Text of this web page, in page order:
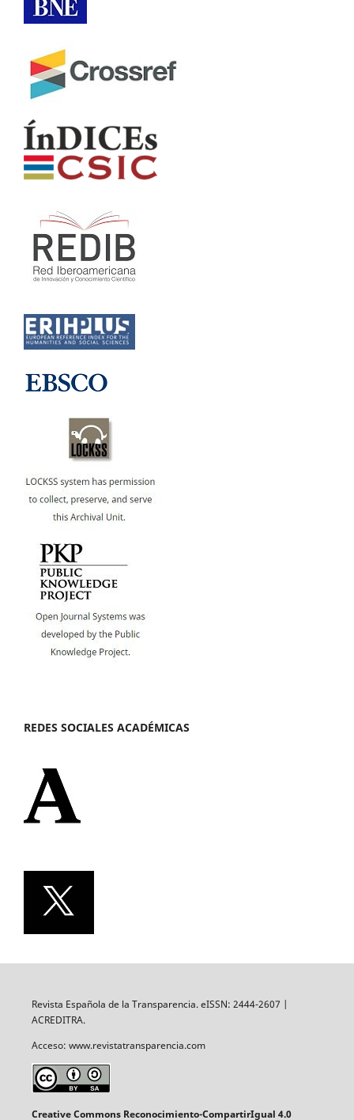
REDES SOCIALES ACADÉMICAS
Revista Española de la Transparencia. eISSN: 2444-2607 |
ACREDITRA.
Acceso: www.revistatransparencia.com
Creative Commons Reconocimiento-CompartirIgual 4.0